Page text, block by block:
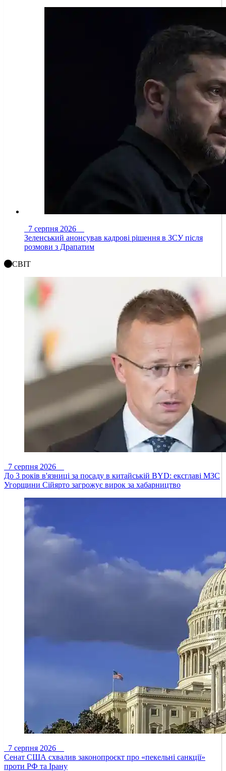
7 серпня 2026
Зеленський анонсував кадрові рішення в ЗСУ після
розмови з Драпатим
СВІТ
7 серпня 2026
До 3 років в'язниці за посаду в китайській BYD: ексглаві МЗС
Угорщини Сійярто загрожує вирок за хабарництво
7 серпня 2026
Сенат США схвалив законопроєкт про «пекельні санкції»
проти РФ та Ірану